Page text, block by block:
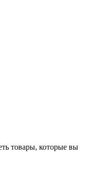
товары, которые вы